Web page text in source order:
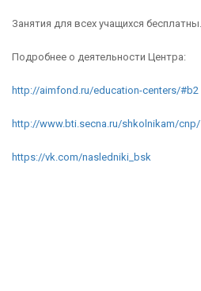
Занятия для всех учащихся бесплатны.
Подробнее о деятельности Центра:
http://aimfond.ru/education-centers/#b2
http://www.bti.secna.ru/shkolnikam/cnp/
https://vk.com/nasledniki_bsk